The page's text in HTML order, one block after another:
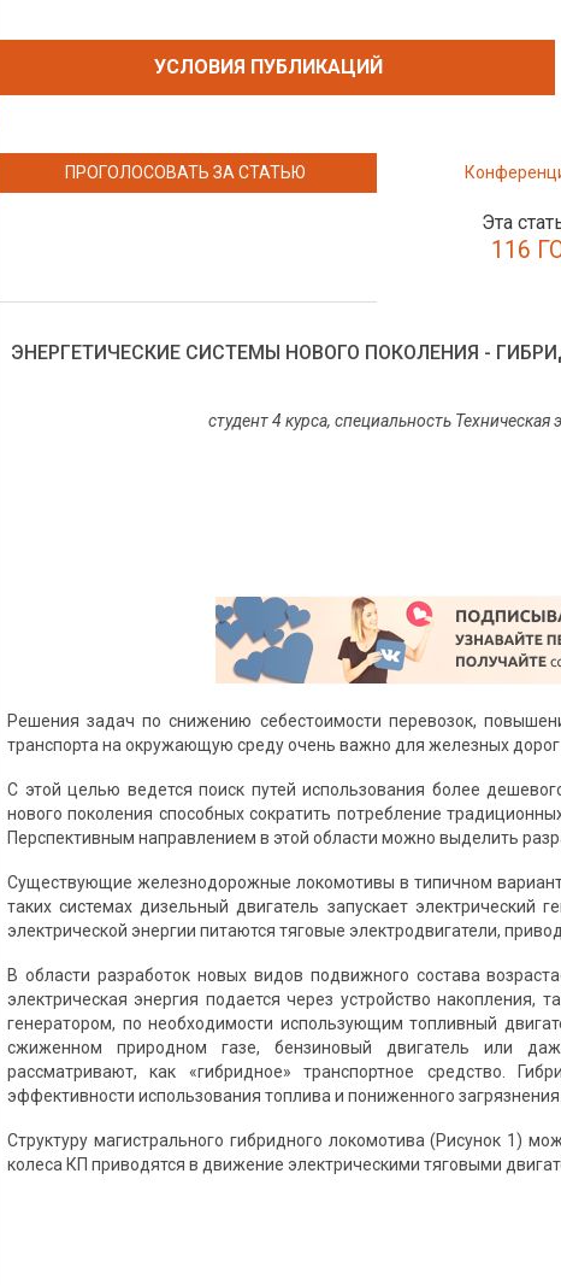
УСЛОВИЯ ПУБЛИКАЦИЙ
ПРОГОЛОСОВАТЬ ЗА СТАТЬЮ
Эта
116
ЭНЕРГЕТИЧЕСКИЕ СИСТЕМЫ НОВОГО ПОКОЛЕНИЯ -
студент 4 курса, специальность
Решения задач по снижению себестоимости перевозок,
транспорта на окружающую среду очень важно для железных дорог
С этой целью ведется поиск путей использования более
нового поколения способных сократить потребление
Перспективным направлением в этой области можно выделить
Существующие железнодорожные локомотивы в типичном
таких системах дизельный двигатель запускает электрический
электрической энергии питаются тяговые электродвигатели,
В области разработок новых видов подвижного состава
электрическая энергия подается через устройство накопления,
генератором, по необходимости использующим топливный
сжиженном природном газе, бензиновый двигатель или
рассматривают, как «гибридное» транспортное средство.
эффективности использования топлива и пониженного загрязнения.
Структуру магистрального гибридного локомотива (Рисунок 1)
колеса КП приводятся в движение электрическими тяговыми